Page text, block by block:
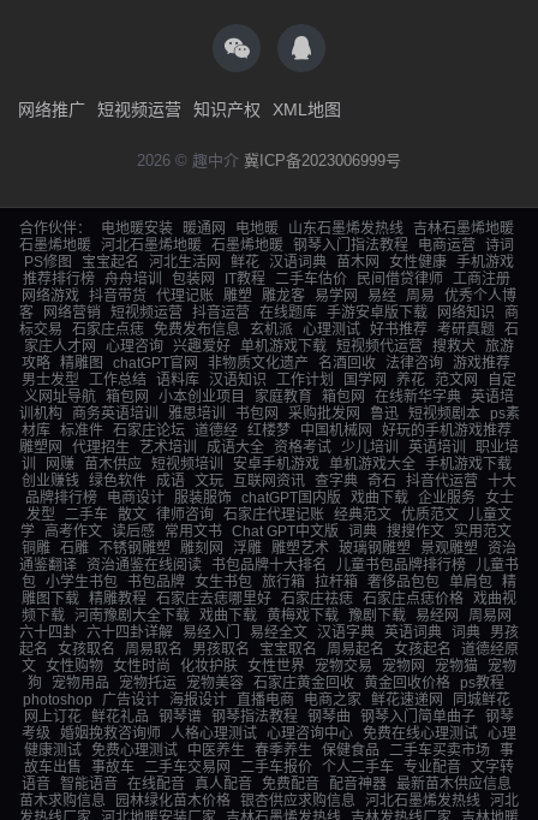
网络推广 短视频运营 知识产权 XML地图
2026 © 趣中介 冀ICP备2023006999号
合作伙伴： 电地暖安装 暖通网 电地暖 山东石墨烯发热线
吉林石墨烯地暖
石墨烯地暖
河北石墨烯地暖 石墨烯地暖 钢琴入门指法教程 电商运营
诗词
PS修图
宝宝起名 河北生活网 鲜花 汉语词典 苗木网 女性健康 手机游戏
推荐排行榜
舟舟培训 包装网 IT教程 二手车估价 民间借贷律师
工商注册
网络游戏 抖音带货 代理记账 雕塑 雕龙客 易学网 易经 周易
优秀个人博
客
网络营销 短视频运营 抖音运营 在线题库 手游安卓版下载 网络知识
商
标交易
石家庄点痣 免费发布信息 玄机派 心理测试 好书推荐 考研真题 石
家庄人才网
心理咨询 兴趣爱好 单机游戏下载 短视频代运营 搜救犬 旅游
攻略 精雕图 chatGPT官网 非物质文化遗产 名酒回收 法律咨询 游戏推荐
男士发型
工作总结 语料库 汉语知识 工作计划 国学网 养花 范文网
自定
义网址导航 箱包网 小本创业项目 家庭教育 箱包网 在线新华字典 英语培
训机构
商务英语培训 雅思培训 书包网 采购批发网 鲁迅 短视频剧本
ps素
材库
标准件 石家庄论坛 道德经 红楼梦 中国机械网
好玩的手机游戏推荐
雕塑网
代理招生 艺术培训 成语大全 资格考试 少儿培训 英语培训
职业培
训
网赚 苗木供应 短视频培训 安卓手机游戏 单机游戏大全
手机游戏下载
创业赚钱
绿色软件 成语 文玩 互联网资讯 查字典 奇石 抖音代运营 十大
品牌排行榜
电商设计 服装服饰 chatGPT国内版 戏曲下载 企业服务
女士
发型
二手车 散文 律师咨询 石家庄代理记账 经典范文 优质范文
儿童文
学 高考作文 读后感 常用文书 Chat GPT中文版 词典 搜搜作文
实用范文
铜雕 石雕 不锈钢雕塑 雕刻网 浮雕 雕塑艺术 玻璃钢雕塑 景观雕塑
资治
通鉴翻译
资治通鉴在线阅读 书包品牌十大排名 儿童书包品牌排行榜
儿童书
包 小学生书包 书包品牌 女生书包 旅行箱 拉杆箱 奢侈品包包 单肩包 精
雕图下载 精雕教程 石家庄去痣哪里好 石家庄祛痣 石家庄点痣价格 戏曲视
频下载
河南豫剧大全下载 戏曲下载 黄梅戏下载 豫剧下载 易经网
周易网
六十四卦
六十四卦详解 易经入门 易经全文 汉语字典 英语词典 词典
男孩
起名
女孩取名 周易取名 男孩取名 宝宝取名 周易起名 女孩起名
道德经原
文 女性购物 女性时尚 化妆护肤 女性世界 宠物交易 宠物网 宠物猫
宠物
狗
宠物用品 宠物托运 宠物美容 石家庄黄金回收 黄金回收价格
ps教程
photoshop
广告设计 海报设计 直播电商 电商之家 鲜花速递网
同城鲜花
网上订花 鲜花礼品 钢琴谱 钢琴指法教程 钢琴曲 钢琴入门简单曲子 钢琴
考级
婚姻挽救咨询师 人格心理测试 心理咨询中心 免费在线心理测试 心理
健康测试
免费心理测试 中医养生 春季养生 保健食品 二手车买卖市场
事
故车出售
事故车 二手车交易网 二手车报价 个人二手车 专业配音 文字转
语音
智能语音 在线配音 真人配音 免费配音 配音神器
最新苗木供应信息
苗木求购信息
园林绿化苗木价格 银杏供应求购信息 河北石墨烯发热线
河北